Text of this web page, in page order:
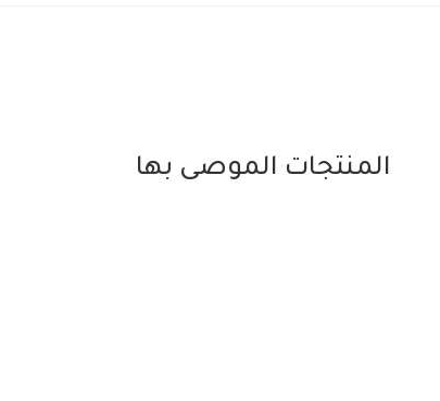
المنتجات الموصى بها